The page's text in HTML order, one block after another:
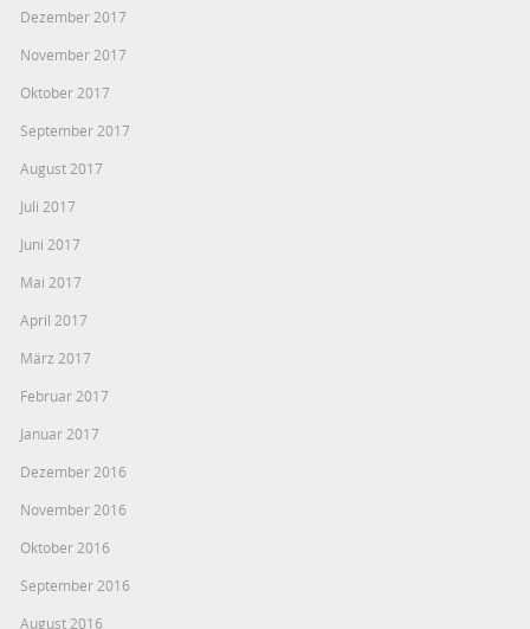
Dezember 2017
November 2017
Oktober 2017
September 2017
August 2017
Juli 2017
Juni 2017
Mai 2017
April 2017
März 2017
Februar 2017
Januar 2017
Dezember 2016
November 2016
Oktober 2016
September 2016
August 2016